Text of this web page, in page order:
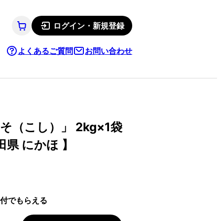
ログイン・新規登録
よくあるご質問 お問い合わせ
（こし）」 2kg×1袋
県 にかほ 】
でもらえる